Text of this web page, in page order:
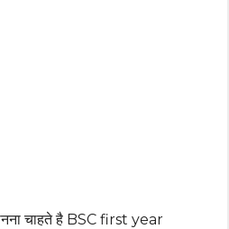
चाहते है BSC first year